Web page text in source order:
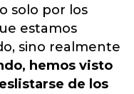
solo por los
estamos
sino realmente
hemos visto
de los